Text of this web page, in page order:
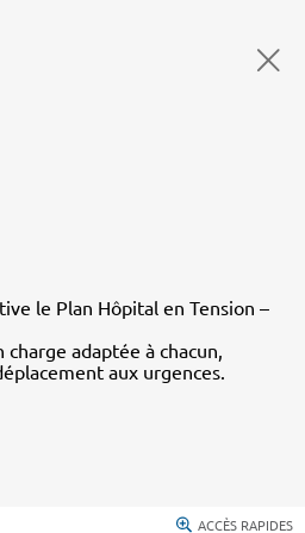
le Plan Hôpital en Tension –
adaptée à chacun,
aux urgences.
ACCÈS RAPIDES